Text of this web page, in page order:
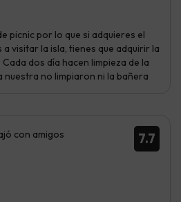
picnic por lo que si adquieres el
visitar la isla, tienes que adquirir la
dos día hacen limpieza de la
nuestra no limpiaron ni la bañera
7.7
con amigos